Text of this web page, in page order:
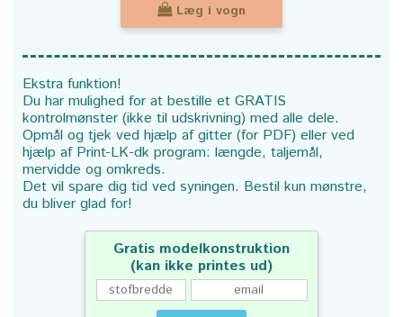
Læg i vogn
Ekstra funktion!
Du har mulighed for at bestille et GRATIS
kontrolmønster (ikke til udskrivning) med alle dele.
Opmål og tjek ved hjælp af gitter (for PDF) eller ved
hjælp af Print-LK-dk program: længde, taljemål,
mervidde og omkreds.
Det vil spare dig tid ved syningen. Bestil kun mønstre,
du bliver glad for!
Gratis modelkonstruktion
(kan ikke printes ud)